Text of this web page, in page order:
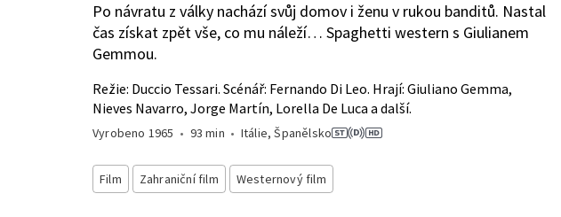
Po návratu z války nachází svůj domov i ženu v rukou banditů. Nastal
čas získat zpět vše, co mu náleží… Spaghetti western s Giulianem
Gemmou.
Režie: Duccio Tessari. Scénář: Fernando Di Leo. Hrají: Giuliano Gemma,
Nieves Navarro, Jorge Martín, Lorella De Luca a další.
Vyrobeno 1965 • 93 min • Itálie, Španělsko
Film Zahraniční film Westernový film